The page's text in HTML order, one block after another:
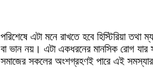
পরিশেষে এটা মনে রাখতে হবে হিস্টিরিয়া তথা
বা ভান নয়। এটা একধরনের মানসিক রোগ
সমাজের সকলের অংশগ্রহণই পারে এই